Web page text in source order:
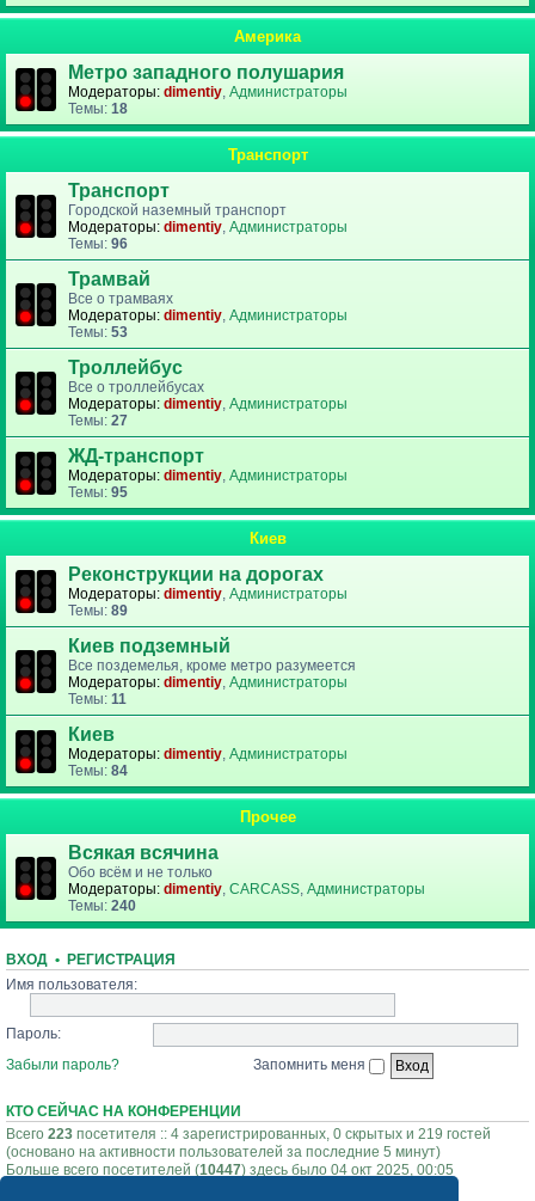
Америка
Метро западного полушария
Модераторы: dimentiy, Администраторы
Темы: 18
Транспорт
Транспорт
Городской наземный транспорт
Модераторы: dimentiy, Администраторы
Темы: 96
Трамвай
Все о трамваях
Модераторы: dimentiy, Администраторы
Темы: 53
Троллейбус
Все о троллейбусах
Модераторы: dimentiy, Администраторы
Темы: 27
ЖД-транспорт
Модераторы: dimentiy, Администраторы
Темы: 95
Киев
Реконструкции на дорогах
Модераторы: dimentiy, Администраторы
Темы: 89
Киев подземный
Все поздемелья, кроме метро разумеется
Модераторы: dimentiy, Администраторы
Темы: 11
Киев
Модераторы: dimentiy, Администраторы
Темы: 84
Прочее
Всякая всячина
Обо всём и не только
Модераторы: dimentiy, CARCASS, Администраторы
Темы: 240
ВХОД • РЕГИСТРАЦИЯ
Имя пользователя:
Пароль:
Забыли пароль?
Запомнить меня
КТО СЕЙЧАС НА КОНФЕРЕНЦИИ
Всего 223 посетителя :: 4 зарегистрированных, 0 скрытых и 219 гостей
(основано на активности пользователей за последние 5 минут)
Больше всего посетителей (10447) здесь было 04 окт 2025, 00:05